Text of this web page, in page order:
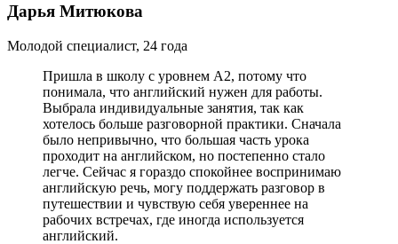
Дарья Митюкова
Молодой специалист, 24 года
Пришла в школу с уровнем A2, потому что
понимала, что английский нужен для работы.
Выбрала индивидуальные занятия, так как
хотелось больше разговорной практики. Сначала
было непривычно, что большая часть урока
проходит на английском, но постепенно стало
легче. Сейчас я гораздо спокойнее воспринимаю
английскую речь, могу поддержать разговор в
путешествии и чувствую себя увереннее на
рабочих встречах, где иногда используется
английский.